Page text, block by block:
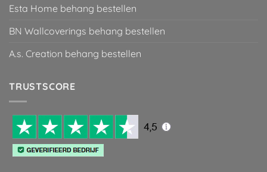
Esta Home behang bestellen
BN Wallcoverings behang bestellen
A.s. Creation behang bestellen
TRUSTSCORE